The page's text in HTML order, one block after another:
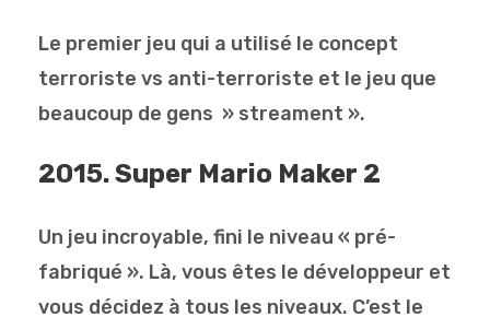
Le premier jeu qui a utilisé le concept
terroriste vs anti-terroriste et le jeu que
beaucoup de gens » streament ».
2015. Super Mario Maker 2
Un jeu incroyable, fini le niveau « pré-
fabriqué ». Là, vous êtes le développeur et
vous décidez à tous les niveaux. C’est le